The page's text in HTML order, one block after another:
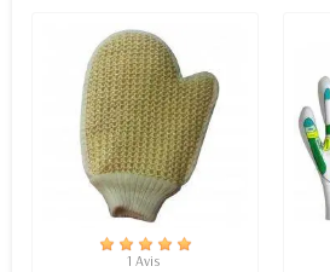
EN STOCK
1 Avis